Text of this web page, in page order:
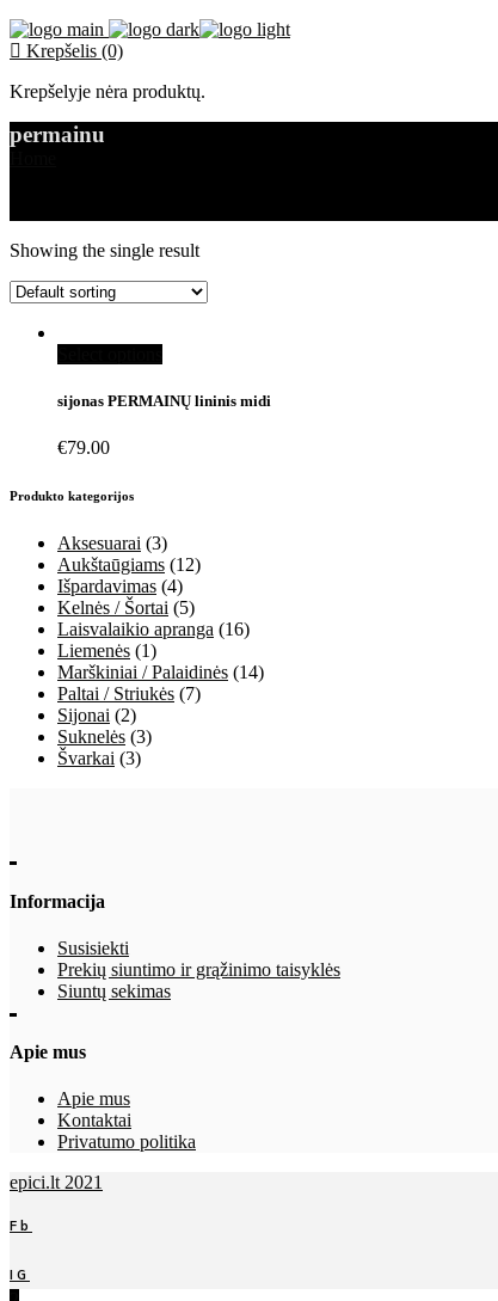
Krepšelis (0)
Krepšelyje nėra produktų.
permainu
Showing the single result
sijonas PERMAINŲ lininis midi
€79.00
Produkto kategorijos
Aksesuarai (3)
Aukštaūgiams (12)
Išpardavimas (4)
Kelnės / Šortai (5)
Laisvalaikio apranga (16)
Liemenės (1)
Marškiniai / Palaidinės (14)
Paltai / Striukės (7)
Sijonai (2)
Suknelės (3)
Švarkai (3)
Informacija
Susisiekti
Prekių siuntimo ir grąžinimo taisyklės
Siuntų sekimas
Apie mus
Apie mus
Kontaktai
Privatumo politika
epici.lt 2021
Fb
IG